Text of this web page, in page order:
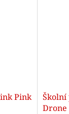
Pink
Školní
Drone